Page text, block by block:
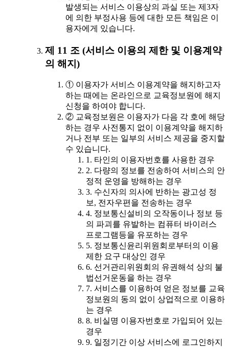
발생되는 서비스 이용상의 과실 또는 제3자
에 의한 부정사용 등에 대한 모든 책임은 이
용자에게 있습니다.
제 11 조 (서비스 이용의 제한 및 이용계약
의 해지)
① 이용자가 서비스 이용계약을 해지하고자
하는 때에는 온라인으로 교육정보원에 해지
신청을 하여야 합니다.
② 교육정보원은 이용자가 다음 각 호에 해당
하는 경우 사전통지 없이 이용계약을 해지하
거나 전부 또는 일부의 서비스 제공을 중지할
수 있습니다.
1. 타인의 이용자번호를 사용한 경우
2. 다량의 정보를 전송하여 서비스의 안
정적 운영을 방해하는 경우
3. 수신자의 의사에 반하는 광고성 정
보, 전자우편을 전송하는 경우
4. 정보통신설비의 오작동이나 정보 등
의 파괴를 유발하는 컴퓨터 바이러스
프로그램등을 유포하는 경우
5. 정보통신윤리위원회로부터의 이용
제한 요구 대상인 경우
6. 선거관리위원회의 유권해석 상의 불
법선거운동을 하는 경우
7. 서비스를 이용하여 얻은 정보를 교육
정보원의 동의 없이 상업적으로 이용하
는 경우
8. 비실명 이용자번호로 가입되어 있는
경우
9. 일정기간 이상 서비스에 로그인하지